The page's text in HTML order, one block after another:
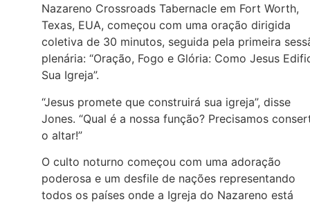
Nazareno Crossroads Tabernacle em Fort Worth,
Texas, EUA, começou com uma oração dirigida
coletiva de 30 minutos, seguida pela primeira
plenária: “Oração, Fogo e Glória: Como Jesus
Sua Igreja”.
“Jesus promete que construirá sua igreja”, disse
Jones. “Qual é a nossa função? Precisamos
o altar!”
O culto noturno começou com uma adoração
poderosa e um desfile de nações representando
todos os países onde a Igreja do Nazareno está